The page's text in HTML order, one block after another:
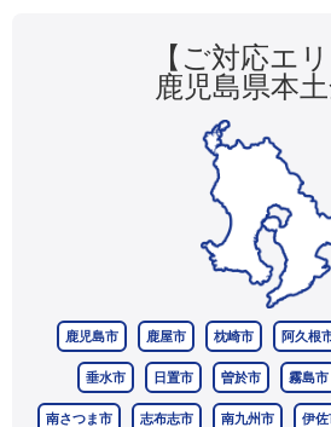
【ご対応エリ
鹿児島県本
鹿児島市 鹿屋市 枕崎市 阿久根
垂水市 日置市 曽於市 霧島市
南さつま市 志布志市 南九州市 伊佐